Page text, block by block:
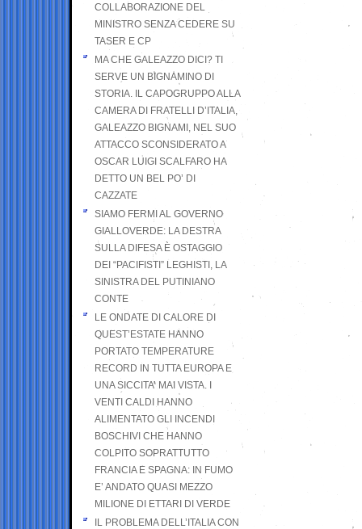
COLLABORAZIONE DEL
MINISTRO SENZA CEDERE SU
TASER E CP
MA CHE GALEAZZO DICI? TI
SERVE UN BIGNAMINO DI
STORIA. IL CAPOGRUPPO ALLA
CAMERA DI FRATELLI D’ITALIA,
GALEAZZO BIGNAMI, NEL SUO
ATTACCO SCONSIDERATO A
OSCAR LUIGI SCALFARO HA
DETTO UN BEL PO’ DI
CAZZATE
SIAMO FERMI AL GOVERNO
GIALLOVERDE: LA DESTRA
SULLA DIFESA È OSTAGGIO
DEI “PACIFISTI” LEGHISTI, LA
SINISTRA DEL PUTINIANO
CONTE
LE ONDATE DI CALORE DI
QUEST’ESTATE HANNO
PORTATO TEMPERATURE
RECORD IN TUTTA EUROPA E
UNA SICCITA’ MAI VISTA. I
VENTI CALDI HANNO
ALIMENTATO GLI INCENDI
BOSCHIVI CHE HANNO
COLPITO SOPRATTUTTO
FRANCIA E SPAGNA: IN FUMO
E’ ANDATO QUASI MEZZO
MILIONE DI ETTARI DI VERDE
IL PROBLEMA DELL’ITALIA CON